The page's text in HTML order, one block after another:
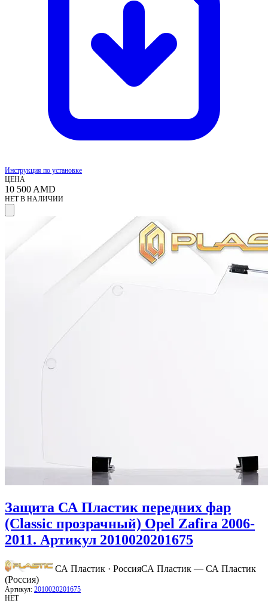
Инструкция по установке
ЦЕНА
10 500 AMD
НЕТ В НАЛИЧИИ
Защита СА Пластик передних фар
(Classic прозрачный) Opel Zafira 2006-
2011. Артикул 2010020201675
СА Пластик · РоссияСА Пластик — СА Пластик
(Россия)
Артикул: 2010020201675
НЕТ